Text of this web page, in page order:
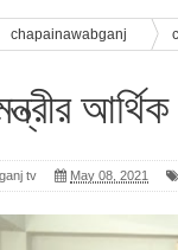
chapainawabganj
tv May 08, 2021